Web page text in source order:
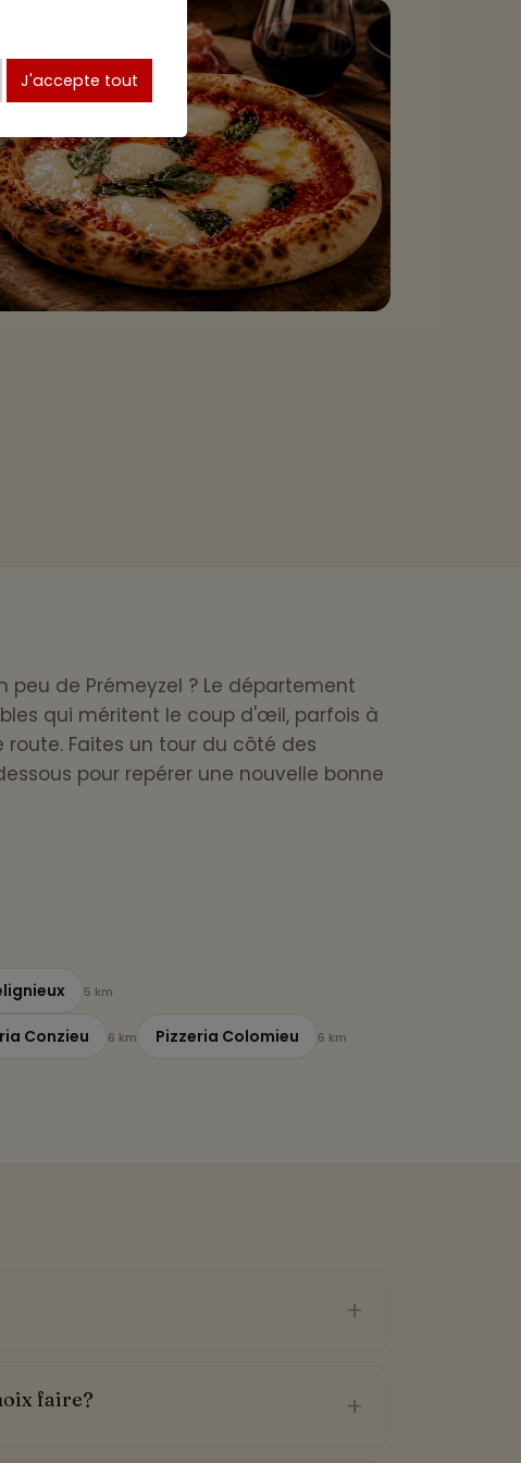
peu de Prémeyzel ? Le département
qui méritent le coup d'œil, parfois à
Faites un tour du côté des
pour repérer une nouvelle bonne
5 km
Conzieu 6 km Pizzeria Colomieu 6 km
+
faire? +
J'accepte tout